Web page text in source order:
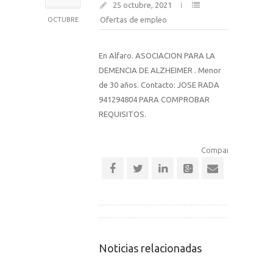
OCTUBRE
25 octubre, 2021
Ofertas de empleo
En Alfaro. ASOCIACION PARA LA
DEMENCIA DE ALZHEIMER . Menor
de 30 años. Contacto: JOSE RADA
941294804 PARA COMPROBAR
REQUISITOS.
Comparte esta
Noticias relacionadas